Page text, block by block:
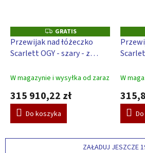
G
R
A
T
GRATIS
Przewijak nad łóżeczko
Scarlett OGY - szary - z
Galaktyka - beżowy
W magazynie i wysyłka od zaraz
315 910,22 zł
Do koszyka
Słoń -
W
ZAŁADUJ JESZCZE